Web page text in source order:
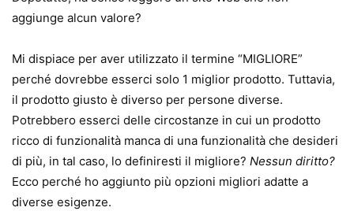
aggiunge alcun valore?
Mi dispiace per aver utilizzato il termine “MIGLIORE”
perché dovrebbe esserci solo 1 miglior prodotto. Tuttavia,
il prodotto giusto è diverso per persone diverse.
Potrebbero esserci delle circostanze in cui un prodotto
ricco di funzionalità manca di una funzionalità che desideri
di più, in tal caso, lo definiresti il ​​migliore? Nessun diritto?
Ecco perché ho aggiunto più opzioni migliori adatte a
diverse esigenze.